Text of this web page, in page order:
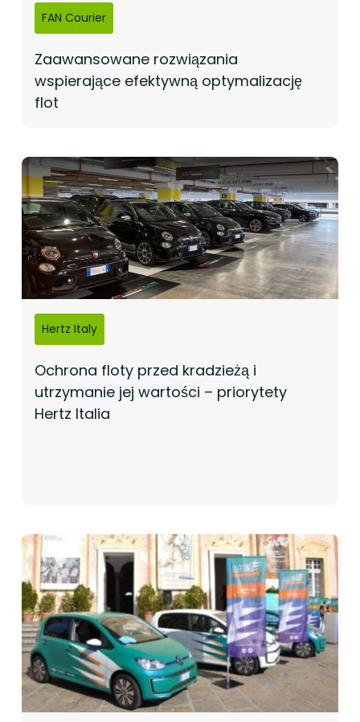
FAN Courier
Zaawansowane rozwiązania
wspierające efektywną optymalizację
flot
Hertz Italy
Ochrona floty przed kradzieżą i
utrzymanie jej wartości – priorytety
Hertz Italia